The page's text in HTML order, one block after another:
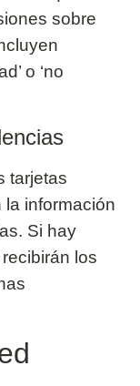
sobre
o ‘no
tarjetas
información
Si hay
los